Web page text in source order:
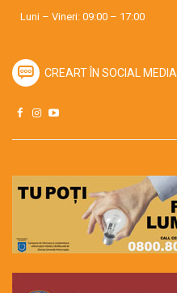
Luni – Vineri: 09:00 – 17:00
CREART ÎN SOCIAL MEDIA